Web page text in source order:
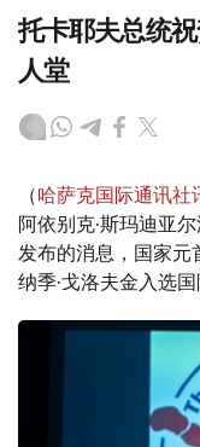
托卡耶夫总统
人堂
（哈萨克国际通讯社
阿依别克·斯玛迪亚
发布的消息，国家元
纳季·戈洛夫金入选